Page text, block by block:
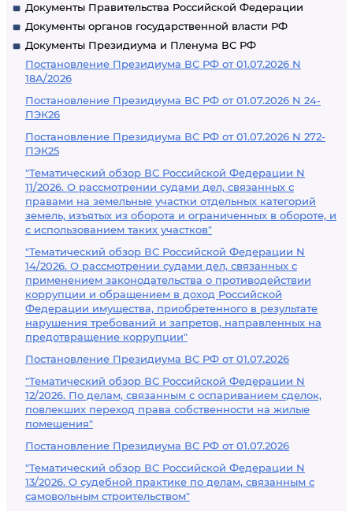
Документы Правительства Российской Федерации
Документы органов государственной власти РФ
Документы Президиума и Пленума ВС РФ
Постановление Президиума ВС РФ от 01.07.2026 N
18А/2026
Постановление Президиума ВС РФ от 01.07.2026 N 24-
ПЭК26
Постановление Президиума ВС РФ от 01.07.2026 N 272-
ПЭК25
"Тематический обзор ВС Российской Федерации N
11/2026. О рассмотрении судами дел, связанных с
правами на земельные участки отдельных категорий
земель, изъятых из оборота и ограниченных в обороте, и
с использованием таких участков"
"Тематический обзор ВС Российской Федерации N
14/2026. О рассмотрении судами дел, связанных с
применением законодательства о противодействии
коррупции и обращением в доход Российской
Федерации имущества, приобретенного в результате
нарушения требований и запретов, направленных на
предотвращение коррупции"
Постановление Президиума ВС РФ от 01.07.2026
"Тематический обзор ВС Российской Федерации N
12/2026. По делам, связанным с оспариванием сделок,
повлекших переход права собственности на жилые
помещения"
Постановление Президиума ВС РФ от 01.07.2026
"Тематический обзор ВС Российской Федерации N
13/2026. О судебной практике по делам, связанным с
самовольным строительством"